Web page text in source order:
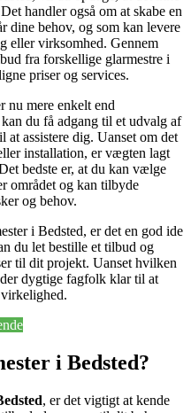
handler også om at skabe en
dine behov, og som kan levere
eller virksomhed. Gennem
fra forskellige glarmestre i
priser og services.
nu mere enkelt end
du få adgang til et udvalg af
assistere dig. Uanset om det
installation, er vægten lagt
bedste er, at du kan vælge
området og kan tilbyde
og behov.
i Bedsted, er det en god ide
du let bestille et tilbud og
til dit projekt. Uanset hvilken
dygtige fagfolk klar til at
i Bedsted?
, er det vigtigt at kende